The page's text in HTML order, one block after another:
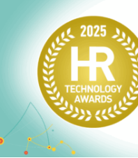
お問合せ
English
ログイン